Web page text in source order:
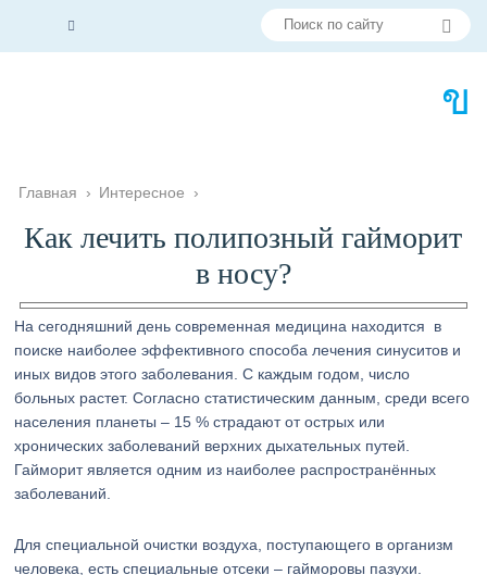
Главная › Интересное ›
Как лечить полипозный гайморит
в носу?
На сегодняшний день современная медицина находится в
поиске наиболее эффективного способа лечения синуситов и
иных видов этого заболевания. С каждым годом, число
больных растет. Согласно статистическим данным, среди всего
населения планеты – 15 % страдают от острых или
хронических заболеваний верхних дыхательных путей.
Гайморит является одним из наиболее распространённых
заболеваний.
Для специальной очистки воздуха, поступающего в организм
человека, есть специальные отсеки – гайморовы пазухи.